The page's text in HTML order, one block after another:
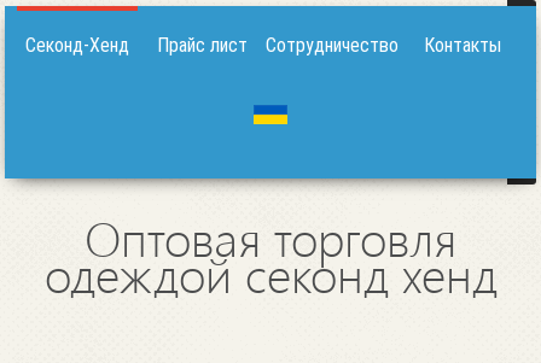
Секонд-Хенд Прайс лист Сотрудничество Контакты
Оптовая торговля
одеждой секонд хенд